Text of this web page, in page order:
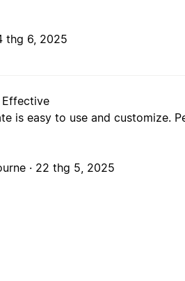
thg 6, 2025
Effective
is easy to use and customize.
· 22 thg 5, 2025